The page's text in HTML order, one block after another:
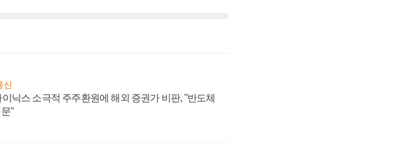
신
닉스 소극적 주주환원에 해외 증권가 비판, "반도체
"